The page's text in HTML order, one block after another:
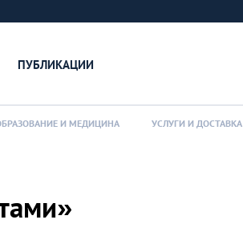
ПУБЛИКАЦИИ
И МЕДИЦИНА УСЛУГИ И ДОСТАВКА